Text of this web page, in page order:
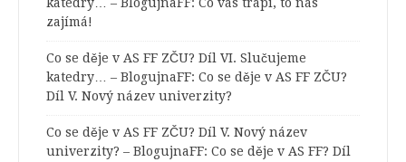
zajímá!
Co se děje v AS FF ZČU? Díl VI. Slučujeme
katedry… – BlogujnaFF: Co se děje v AS FF ZČU?
Díl V. Nový název univerzity?
Co se děje v AS FF ZČU? Díl V. Nový název
univerzity? – BlogujnaFF: Co se děje v AS FF? Díl